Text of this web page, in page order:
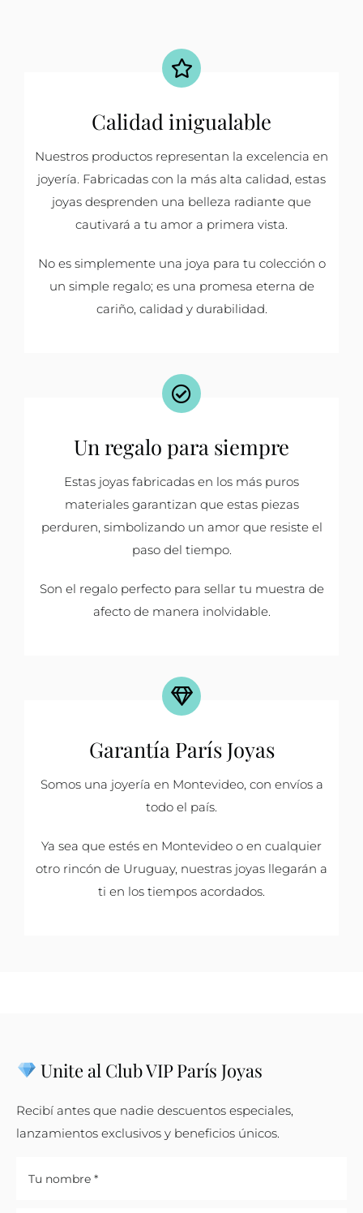
Calidad inigualable
Nuestros productos representan la excelencia en
joyería. Fabricadas con la más alta calidad, estas
joyas desprenden una belleza radiante que
cautivará a tu amor a primera vista.
No es simplemente una joya para tu colección o
un simple regalo; es una promesa eterna de
cariño, calidad y durabilidad.
Un regalo para siempre
Estas joyas fabricadas en los más puros
materiales garantizan que estas piezas
perduren, simbolizando un amor que resiste el
paso del tiempo.
Son el regalo perfecto para sellar tu muestra de
afecto de manera inolvidable.
Garantía París Joyas
Somos una joyería en Montevideo, con envíos a
todo el país.
Ya sea que estés en Montevideo o en cualquier
otro rincón de Uruguay, nuestras joyas llegarán a
ti en los tiempos acordados.
Unite al Club VIP París Joyas
Recibí antes que nadie descuentos especiales,
lanzamientos exclusivos y beneficios únicos.